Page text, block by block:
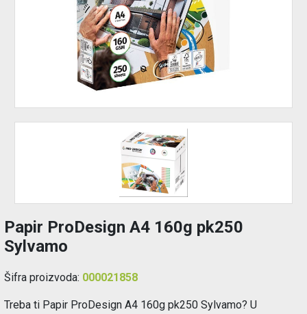
Prijava
korisnika
Papir ProDesign A4 160g pk250
Sylvamo
Šifra proizvoda: 000021858
Treba ti Papir ProDesign A4 160g pk250 Sylvamo? U